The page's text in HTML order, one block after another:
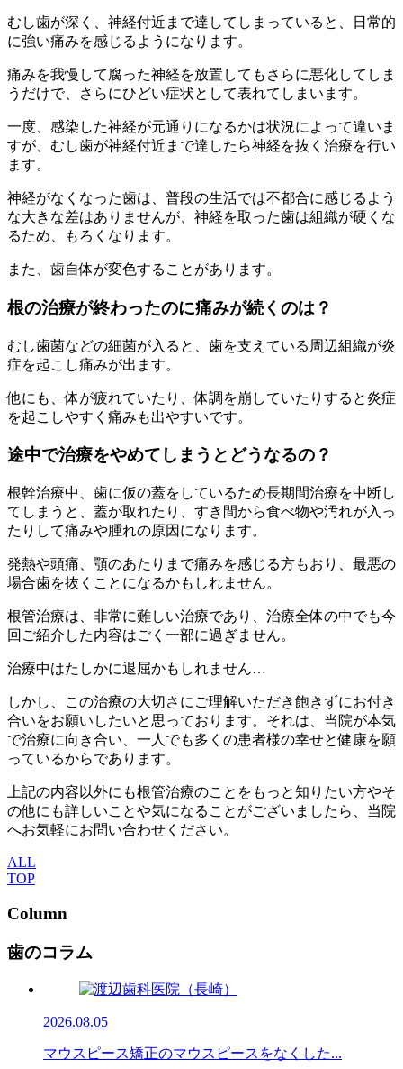
むし歯が深く、神経付近まで達してしまっていると、日常的
に強い痛みを感じるようになります。
痛みを我慢して腐った神経を放置してもさらに悪化してしま
うだけで、さらにひどい症状として表れてしまいます。
一度、感染した神経が元通りになるかは状況によって違いま
すが、むし歯が神経付近まで達したら神経を抜く治療を行い
ます。
神経がなくなった歯は、普段の生活では不都合に感じるよう
な大きな差はありませんが、神経を取った歯は組織が硬くな
るため、もろくなります。
また、歯自体が変色することがあります。
根の治療が終わったのに痛みが続くのは？
むし歯菌などの細菌が入ると、歯を支えている周辺組織が炎
症を起こし痛みが出ます。
他にも、体が疲れていたり、体調を崩していたりすると炎症
を起こしやすく痛みも出やすいです。
途中で治療をやめてしまうとどうなるの？
根幹治療中、歯に仮の蓋をしているため長期間治療を中断し
てしまうと、蓋が取れたり、すき間から食べ物や汚れが入っ
たりして痛みや腫れの原因になります。
発熱や頭痛、顎のあたりまで痛みを感じる方もおり、最悪の
場合歯を抜くことになるかもしれません。
根管治療は、非常に難しい治療であり、治療全体の中でも今
回ご紹介した内容はごく一部に過ぎません。
治療中はたしかに退屈かもしれません…
しかし、この治療の大切さにご理解いただき飽きずにお付き
合いをお願いしたいと思っております。それは、当院が本気
で治療に向き合い、一人でも多くの患者様の幸せと健康を願
っているからであります。
上記の内容以外にも根管治療のことをもっと知りたい方やそ
の他にも詳しいことや気になることがございましたら、当院
へお気軽にお問い合わせください。
ALL
TOP
Column
歯のコラム
2026.08.05
マウスピース矯正のマウスピースをなくした...